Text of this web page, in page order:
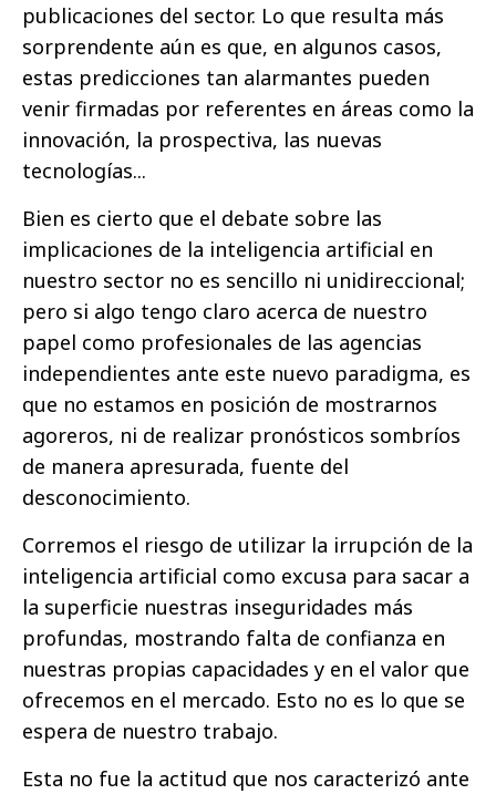
publicaciones del sector. Lo que resulta más
sorprendente aún es que, en algunos casos,
estas predicciones tan alarmantes pueden
venir firmadas por referentes en áreas como la
innovación, la prospectiva, las nuevas
tecnologías...
Bien es cierto que el debate sobre las
implicaciones de la inteligencia artificial en
nuestro sector no es sencillo ni unidireccional;
pero si algo tengo claro acerca de nuestro
papel como profesionales de las agencias
independientes ante este nuevo paradigma, es
que no estamos en posición de mostrarnos
agoreros, ni de realizar pronósticos sombríos
de manera apresurada, fuente del
desconocimiento.
Corremos el riesgo de utilizar la irrupción de la
inteligencia artificial como excusa para sacar a
la superficie nuestras inseguridades más
profundas, mostrando falta de confianza en
nuestras propias capacidades y en el valor que
ofrecemos en el mercado. Esto no es lo que se
espera de nuestro trabajo.
Esta no fue la actitud que nos caracterizó ante